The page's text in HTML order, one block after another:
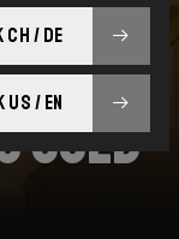
used
CH / DE
US / EN